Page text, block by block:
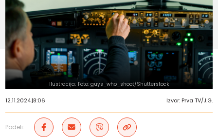
Ilustracija; Foto: guys_who_shoot/Shutterstock
12.11.2024.|8:06 Izvor: Prva TV/J.G.
Podeli: